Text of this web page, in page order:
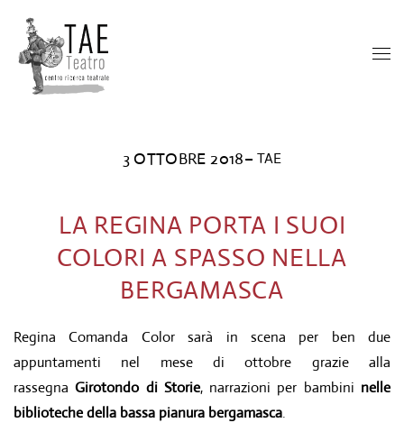
3 OTTOBRE 2018–TAE
LA REGINA PORTA I SUOI
COLORI A SPASSO NELLA
BERGAMASCA
Regina Comanda Color sarà in scena per ben due
appuntamenti nel mese di ottobre grazie alla
rassegnaGirotondo di Storie, narrazioni per bambini nelle
biblioteche della bassa pianura bergamasca.